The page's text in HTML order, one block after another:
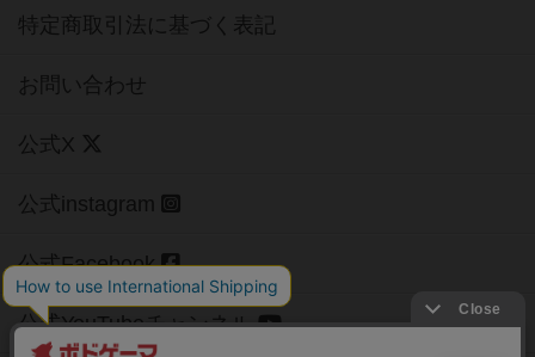
特定商取引法に基づく表記
お問い合わせ
公式X
公式instagram
公式Facebook
公式YouTubeチャンネル